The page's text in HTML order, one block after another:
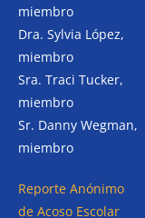
miembro
Dra. Sylvia López,
miembro
Sra. Traci Tucker,
miembro
Sr. Danny Wegman,
miembro
Reporte Anónimo
de Acoso Escolar